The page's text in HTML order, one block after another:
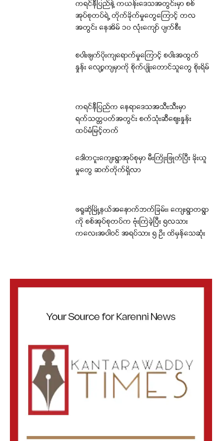
ကရင်နီပြည်နဲ့ ကယန်းဒေသအတွင်းမှာ စစ်
အုပ်စုတပ်ရဲ့ တိုက်ခိုက်မှုတွေကြောင့် တလ
အတွင်း နေအိမ် ၁၀ လုံးကျော် ပျက်စီး
စပါးဖျက်ပိုးကျရောက်မှုကြောင့် စပါးအထွက်
နှုန်း လျော့ကျမှာကို စိုက်ပျိုးတောင်သူတွေ စိုးရိမ်
ကရင်နီပြည်က နေရာဒေသအသီးသီးမှာ
ရက်သတ္တပတ်အတွင်း စက်သုံးဆီဈေးနှုန်း
ထပ်မံမြင့်တက်
ဒေါတငူးကျေးရွာအုပ်စုမှာ မီးကြိုးဖြုတ်ပြီး ခိုးယူ
မှုတွေ ဆက်တိုက်ရှိလာ
ဖရူဆိုမြို့နယ်အနောက်ဘက်ခြမ်း၊ ကျေးရွာတရွာ
ကို စစ်အုပ်စုတပ်က ဗုံးကြဲခဲ့ပြီး ၅လသား
ကလေးအပါဝင် အရပ်သား ၅ ဦး ထိမှန်သေဆုံး